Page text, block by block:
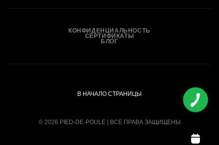
КОНФИДЕНЦИАЛЬНОСТЬ
СЕРТИФИКАТЫ
БЛОГ
В НАЧАЛО СТРАНИЦЫ
© 2026 PIED-DE-POULE | ВСЕ ПРАВА ЗАЩИЩЕНЫ